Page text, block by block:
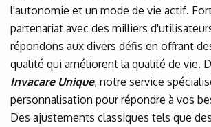
l'autonomie et un mode de vie actif.
partenariat avec des milliers
répondons aux divers défis en offrant
qualité qui améliorent la qualité de vie.
Invacare Unique, notre service
personnalisation pour répondre à vos
Des ajustements classiques tels que